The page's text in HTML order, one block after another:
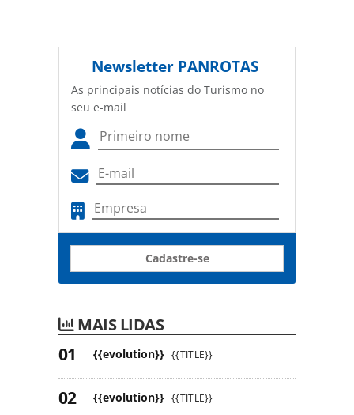
Newsletter PANROTAS
As principais notícias do Turismo no
seu e-mail
Cadastre-se
MAIS LIDAS
{{evolution}} {{TITLE}}
{{evolution}} {{TITLE}}